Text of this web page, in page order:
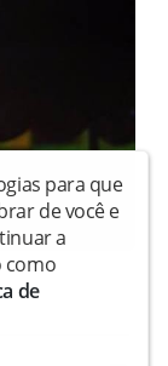
para que
de você e
a
como
de